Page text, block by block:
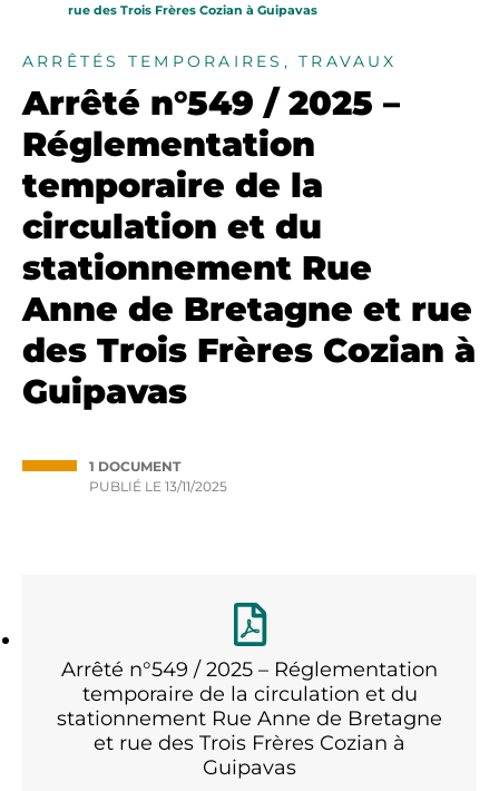
rue des Trois Frères Cozian à Guipavas
ARRÊTÉS TEMPORAIRES, TRAVAUX
Arrêté n°549 / 2025 –
Réglementation
temporaire de la
circulation et du
stationnement Rue
Anne de Bretagne et rue
des Trois Frères Cozian à
Guipavas
1 DOCUMENT
PUBLIÉ LE 13/11/2025
Arrêté n°549 / 2025 – Réglementation
temporaire de la circulation et du
stationnement Rue Anne de Bretagne
et rue des Trois Frères Cozian à
Guipavas